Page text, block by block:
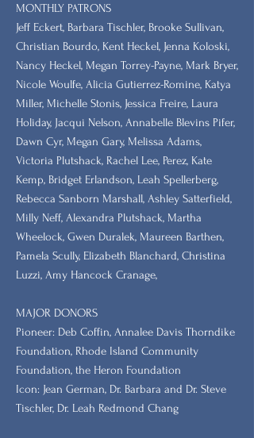
MONTHLY PATRONS
​Jeff Eckert, Barbara Tischler, Brooke Sullivan,
Christian Bourdo, Kent Heckel, Jenna Koloski,
Nancy Heckel, Megan Torrey-Payne, Mark Bryer,
Nicole Woulfe, Alicia Gutierrez-Romine, Katya
Miller, Michelle Stonis, Jessica Freire, Laura
Holiday, Jacqui Nelson, Annabelle Blevins Pifer,
Dawn Cyr, Megan Gary, Melissa Adams,
Victoria Plutshack, Rachel Lee, Perez, Kate
Kemp, Bridget Erlandson, Leah Spellerberg,
Rebecca Sanborn Marshall​, Ashley Satterfield,
Milly Neff, Alexandra Plutshack, Martha
Wheelock, Gwen Duralek, Maureen Barthen,
Pamela Scully, Elizabeth Blanchard, Christina
Luzzi, Amy Hancock Cranage,
MAJOR DONORS
​Pioneer: Deb Coffin, Annalee Davis Thorndike
Foundation, Rhode Island Community
Foundation, the Heron Foundation
Icon: Jean German, Dr. Barbara and Dr. Steve
Tischler, Dr. Leah Redmond Chang